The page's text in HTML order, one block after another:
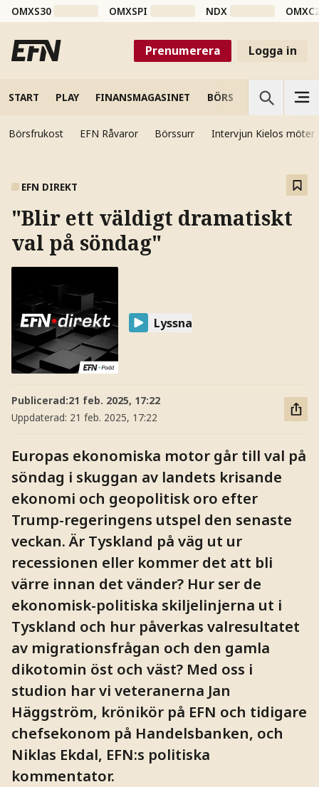
OMXS30 OMXSPI NDX
Prenumerera Logga in
START PLAY FINANSMAGASINET BÖRS VETENSKAP
Börsfrukost EFN Råvaror Börssurr Intervjun Kielos möter
EFN DIREKT
"Blir ett väldigt dramatiskt
val på söndag"
Lyssna
Publicerad:21 feb. 2025, 17:22
Uppdaterad: 21 feb. 2025, 17:22
Europas ekonomiska motor går till val på
söndag i skuggan av landets krisande
ekonomi och geopolitisk oro efter
Trump-regeringens utspel den senaste
veckan. Är Tyskland på väg ut ur
recessionen eller kommer det att bli
värre innan det vänder? Hur ser de
ekonomisk-politiska skiljelinjerna ut i
Tyskland och hur påverkas valresultatet
av migrationsfrågan och den gamla
dikotomin öst och väst? Med oss i
studion har vi veteranerna Jan
Häggström, krönikör på EFN och tidigare
chefsekonom på Handelsbanken, och
Niklas Ekdal, EFN:s politiska
kommentator.